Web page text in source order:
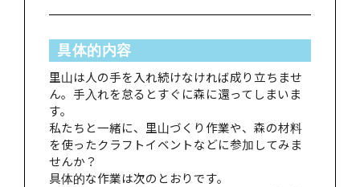
具体的内容
里山は人の手を入れ続けなければ成り立ちませ
ん。手入れを怠るとすぐに森に還ってしまいま
す。
私たちと一緒に、里山づくり作業や、森の材料
を使ったクラフトイベントなどに参加してみま
せんか？
具体的な作業は次のとおりです。